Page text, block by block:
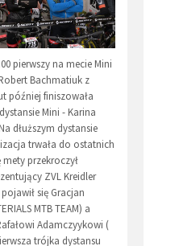
na mecie Mini
Bachmatiuk z
później finiszowała
Mini - Karina
dłuższym dystansie
trwała do ostatnich
przekroczył
ZVL Kreidler
się Gracjan
MTB TEAM) a
Adamczyykowi (
trójka dystansu